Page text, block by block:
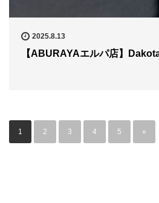
2025.8.13
【ABURAYAエルパ店】
1 2 3 4 5 »